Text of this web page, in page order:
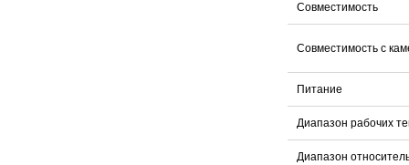
Совместимость
Совместимость с
Питание
Диапазон рабочих
Диапазон